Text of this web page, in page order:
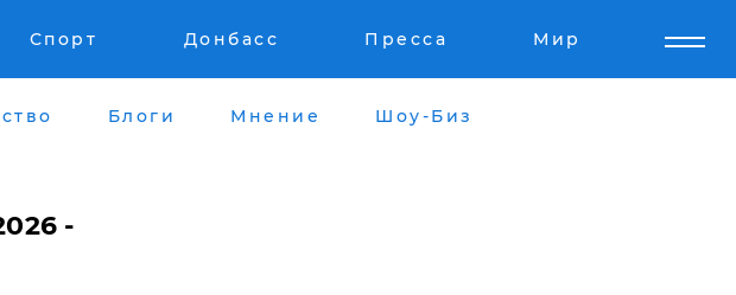
Спорт Донбасс Пресса Мир
Блоги Мнение Шоу-Биз
-